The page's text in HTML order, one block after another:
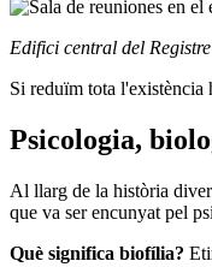
Edifici central del
Si reduïm tota l'existència
Psicologia,
Al llarg de la història
que va ser encunyat pel
Què significa biofília?